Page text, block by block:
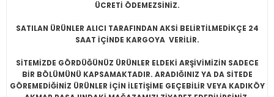
ÜCRETİ ÖDEMEZSİNİZ.
SATILAN ÜRÜNLER ALICI TARAFINDAN AKSİ BELİRTİLMEDİKÇE 24
SAAT İÇİNDE KARGOYA VERİLİR.
SİTEMİZDE GÖRDÜĞÜNÜZ ÜRÜNLER ELDEKİ ARŞİVİMİZİN SADECE
BİR BÖLÜMÜNÜ KAPSAMAKTADIR. ARADIĞINIZ YA DA SİTEDE
GÖREMEDİĞİNİZ ÜRÜNLER İÇİN İLETİŞİME GEÇEBİLİR VEYA KADIKÖY